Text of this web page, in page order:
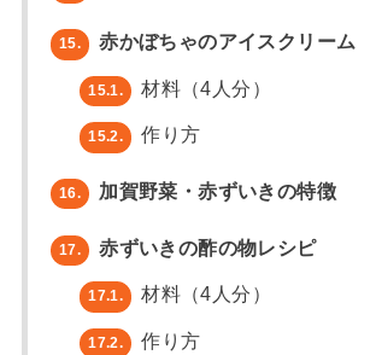
15. 赤かぼちゃのアイスクリーム
15.1. 材料（4人分）
15.2. 作り方
16. 加賀野菜・赤ずいきの特徴
17. 赤ずいきの酢の物レシピ
17.1. 材料（4人分）
17.2. 作り方